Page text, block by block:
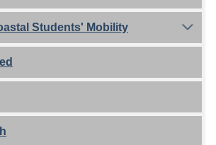
Students' Mobility